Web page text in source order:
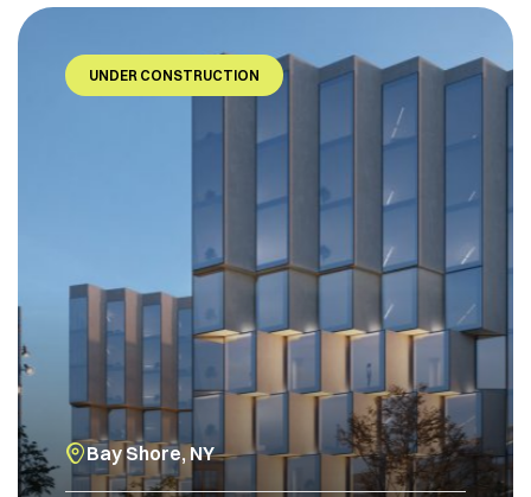
UNDER CONSTRUCTION
Bay Shore, NY